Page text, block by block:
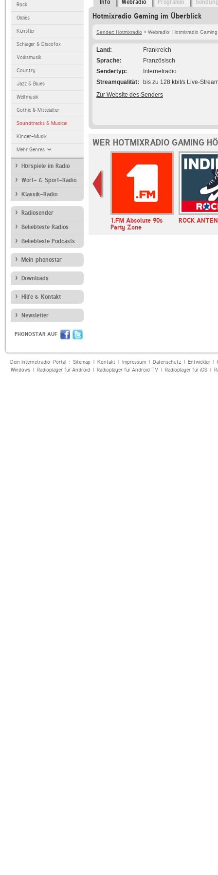
Rock
Oldies
Künstler
Schlager & Discofox
Volksmusik
Country
Jazz & Blues
Weltmusik
Gothic & Mittelalter
Soundtracks & Musical
Kinder-Musik
Mehr Genres
Hörspiele im Radio
Wort- & Sport-Radio
Klassik-Radio
Radiosender
Beliebteste Radios
Beliebteste Podcasts
Mein phonostar
Downloads
Hilfe & Kontakt
Newsletter
PHONOSTAR AUF
Info Webradio Programm
Hotmixradio Gaming im Überblick
Sender: Hotmixradio > Webradio: Hotmixradio Gaming
Land
Frankreich
Sprache
Französisch
Sendertyp
Internetradio
Streamqualität
bis zu 128 kbit/s Live-
Zur Website des Senders
WER HOTMIXRADIO GAMING
1.FM Absolute 90s
Party Zone
ROCK
Dein Internetradio-Portal : Sitemap| Kontakt| Impressum| Datenschutz| Entwickler|
Windows| Radioplayer für Android| Radioplayer für Android TV| Radioplayer für iOS|